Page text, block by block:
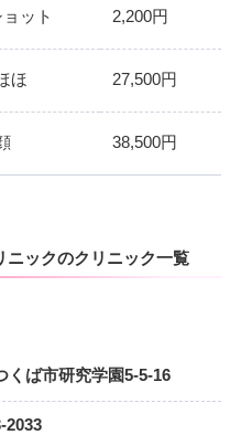
ョット 2,200円
ほ 27,500円
38,500円
ニックのクリニック一覧
くば市研究学園5-5-16
2033